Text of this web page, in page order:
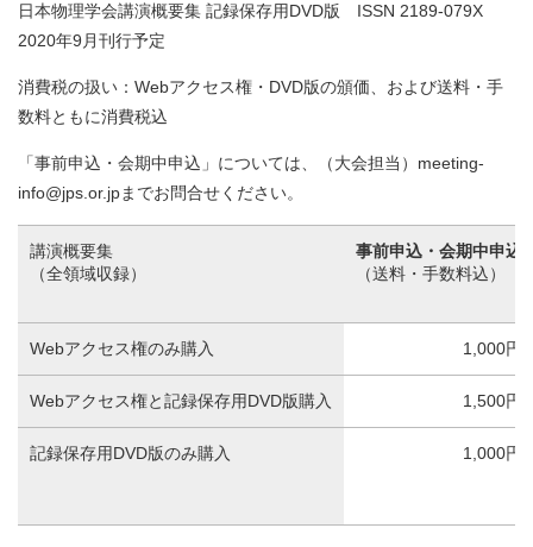
日本物理学会講演概要集 記録保存用DVD版 ISSN 2189-079X
2020年9 月刊行予定
消費税の扱い：Webアクセス権・DVD版の頒価、および送料・手
数料ともに消費税込
「事前申込・会期中申込」については、（大会担当） meeting-
info@jps.or.jpまでお問合せください。
講演概要集
（全領域収録）
事前申込・会期中申込
（送料・手数料込）
Webアクセス権のみ購入 1,000円
Webアクセス権と記録保存用DVD版購入 1,500円
記録保存用DVD版のみ購入 1,000円